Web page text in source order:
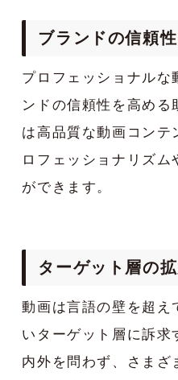
ブランドの信頼
プロフェッショナルな
ンドの信頼性を高める
は高品質な動画コンテ
ロフェッショナリズム
ができます。
ターゲット層の
動画は言語の壁を超え
いターゲット層に訴求
内外を問わず、さまざ